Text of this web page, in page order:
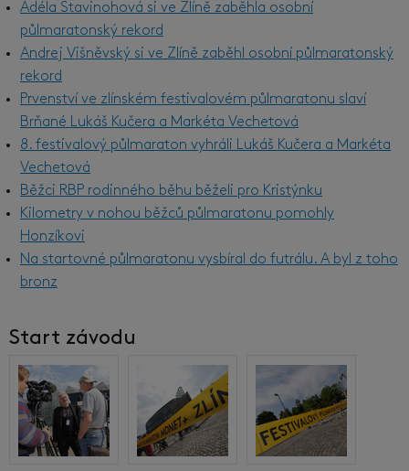
Adéla Stavinohová si ve Zlíně zaběhla osobní
půlmaratonský rekord
Andrej Višněvský si ve Zlíně zaběhl osobní půlmaratonský
rekord
Prvenství ve zlínském festivalovém půlmaratonu slaví
Brňané Lukáš Kučera a Markéta Vechetová
8. festivalový půlmaraton vyhráli Lukáš Kučera a Markéta
Vechetová
Běžci RBP rodinného běhu běželi pro Kristýnku
Kilometry v nohou běžců půlmaratonu pomohly
Honzíkovi
Na startovné půlmaratonu vysbíral do futrálu. A byl z toho
bronz
Start závodu